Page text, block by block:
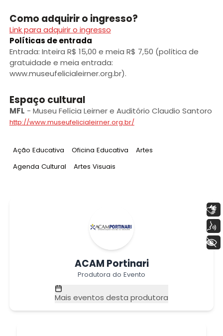
Como adquirir o ingresso?
Link para adquirir o ingresso
Políticas de entrada
Entrada: Inteira R$ 15,00 e meia R$ 7,50 (política de
gratuidade e meia entrada:
www.museufelicialeirner.org.br).
Espaço cultural
MFL - Museu Felícia Leirner e Auditório Claudio Santoro
http://www.museufelicialeirner.org.br/
Tag:
Ação Educativa Tag:
Oficina Educativa Tag:
Artes
Tag:
Agenda Cultural Tag:
Artes Visuais
ACAM Portinari
Produtora do Evento
Mais eventos desta produtora